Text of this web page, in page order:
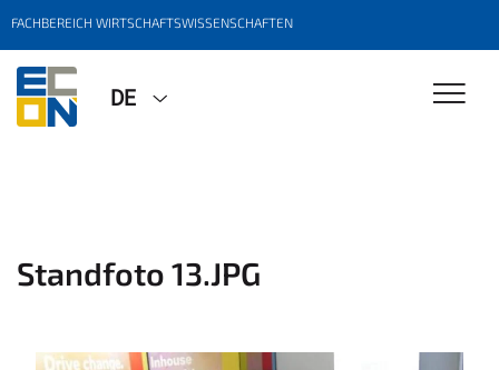
FACHBEREICH WIRTSCHAFTSWISSENSCHAFTEN
DE
Standfoto 13.JPG